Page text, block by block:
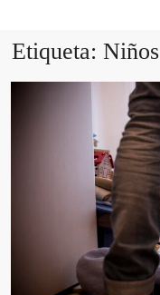
Etiqueta:Niños